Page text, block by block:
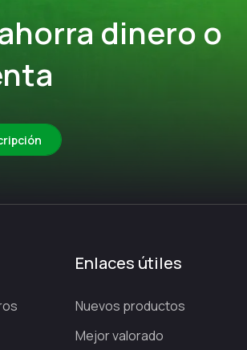
dinero o
Enlaces útiles
Nuevos productos
Mejor valorado